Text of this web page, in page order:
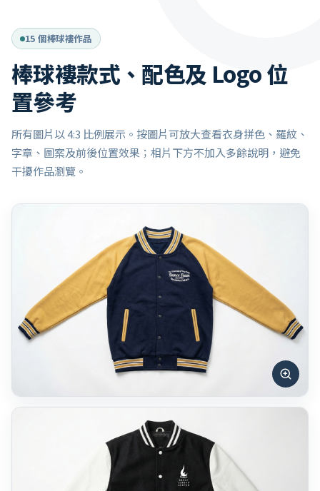
15 個棒球褸作品
棒球褸款式、配色及 Logo 位
置參考
所有圖片以 4:3 比例展示。按圖片可放大查看衣身拼色、羅紋、
字章、圖案及前後位置效果；相片下方不加入多餘說明，避免
干擾作品瀏覽。